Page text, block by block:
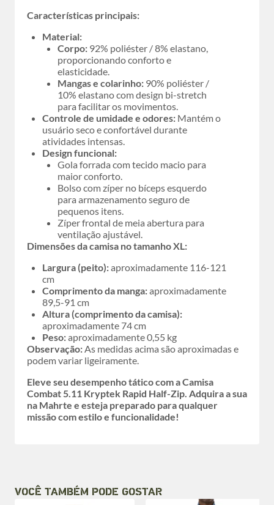
Características principais:
Material:
Corpo: 92% poliéster / 8% elastano,
proporcionando conforto e
elasticidade.
Mangas e colarinho: 90% poliéster /
10% elastano com design bi-stretch
para facilitar os movimentos.
Controle de umidade e odores: Mantém o
usuário seco e confortável durante
atividades intensas.
Design funcional:
Gola forrada com tecido macio para
maior conforto.
Bolso com zíper no bíceps esquerdo
para armazenamento seguro de
pequenos itens.
Zíper frontal de meia abertura para
ventilação ajustável.
Dimensões da camisa no tamanho XL:
Largura (peito):aproximadamente 116-121
cm
Comprimento da manga:aproximadamente
89,5-91 cm
Altura (comprimento da camisa):
aproximadamente 74 cm
Peso:aproximadamente 0,55 kg
Observação:As medidas acima são aproximadas e
podem variar ligeiramente.
Eleve seu desempenho tático com a Camisa
Combat 5.11 Kryptek Rapid Half-Zip. Adquira a sua
na Mahrte e esteja preparado para qualquer
missão com estilo e funcionalidade!
VOCÊ TAMBÉM PODE GOSTAR